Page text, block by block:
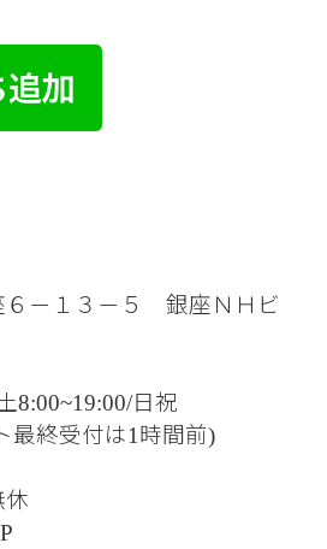
６－１３－５ 銀座ＮＨビ
8:00~19:00/日祝
最終受付は1時間前)